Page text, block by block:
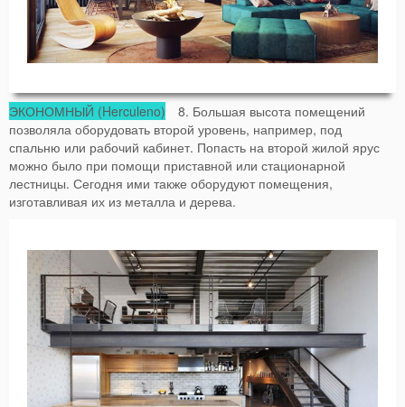
ЭКОНОМНЫЙ (Herculeno) 8. Большая высота помещений
позволяла оборудовать второй уровень, например, под
спальню или рабочий кабинет. Попасть на второй жилой ярус
можно было при помощи приставной или стационарной
лестницы. Сегодня ими также оборудуют помещения,
изготавливая их из металла и дерева.